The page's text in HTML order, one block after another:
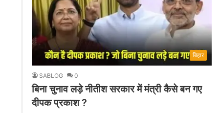
बिहार
SABLOG 0
बिना चुनाव लड़े नीतीश सरकार में मंत्री कैसे बन गए
दीपक प्रकाश ?